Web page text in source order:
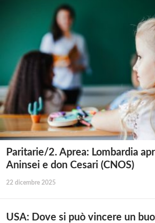
Paritarie/2. Aprea: Lombardia
Aninsei e don Cesari (CNOS)
22 dicembre 2025
USA: Dove si può vincere un